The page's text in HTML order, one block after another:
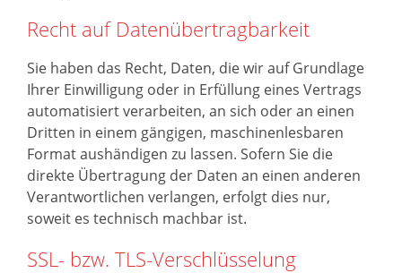
Recht auf Datenübertragbarkeit
Sie haben das Recht, Daten, die wir auf Grundlage
Ihrer Einwilligung oder in Erfüllung eines Vertrags
automatisiert verarbeiten, an sich oder an einen
Dritten in einem gängigen, maschinenlesbaren
Format aushändigen zu lassen. Sofern Sie die
direkte Übertragung der Daten an einen anderen
Verantwortlichen verlangen, erfolgt dies nur,
soweit es technisch machbar ist.
SSL- bzw. TLS-Verschlüsselung